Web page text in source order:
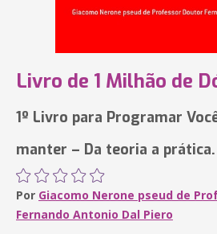
Livro de 1 Milhão de
1º Livro para Programar
manter – Da teoria a prática.
Por Giacomo Nerone pseud de
Fernando Antonio Dal Piero